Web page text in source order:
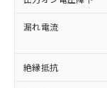
漏れ電流
絶縁抵抗
当
本
こ
在
記
非該当品
害物質有
仕入先様
いたもの
むを得ず
基準値以
「×」：
基準値を
「－」：
い合わせ
当
為
（